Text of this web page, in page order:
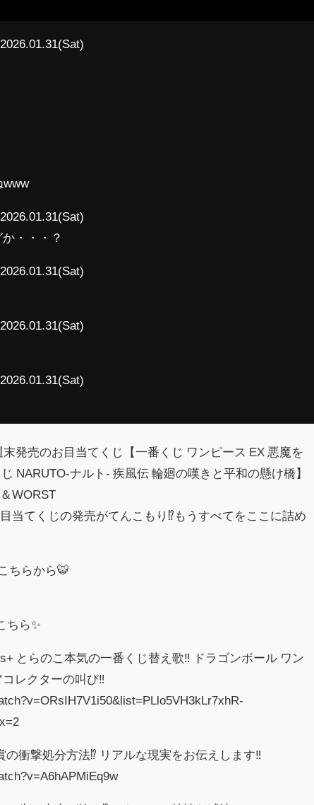
2026.01.31(Sat)
www
2026.01.31(Sat)
・・・？
2026.01.31(Sat)
2026.01.31(Sat)
2026.01.31(Sat)
発売のお目当てくじ【一番くじ ワンピース EX 悪魔を
NARUTO-ナルト- 疾風伝 輪廻の嘆きと平和の懸け橋】
WORST
当てくじの発売がてんこもり⁉️もうすべてをここに詰め
ちらから🐯
ちら✨
とらのこ本気の一番くじ替え歌‼︎ ドラゴンボール ワン
レクターの叫び‼︎
の衝撃処分方法⁉︎ リアルな現実をお伝えします‼︎